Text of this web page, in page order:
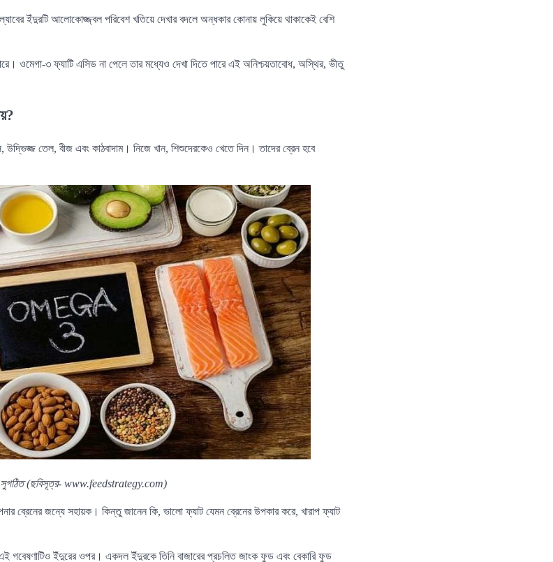
ইঁদুরটি আলোকোজ্জ্বল পরিবেশ খতিয়ে দেখার বদলে অন্ধকার কোনায় লুকিয়ে থাকাকেই বেশি
ওমেগা-৩ ফ্যাটি এসিড না পেলে তার মধ্যেও দেখা দিতে পারে এই অনিশ্চয়তাবোধ, অস্থির, ভীতু
উদ্ভিজ্জ তেল, বীজ এবং কাঠবাদাম। নিজে খান, শিশুদেরকেও খেতে দিন। তাদের ব্রেন হবে
সুগঠিত (ছবিসূত্র- www.feedstrategy.com)
ব্রেনের জন্যে সহায়ক। কিন্তু জানেন কি, ভালো ফ্যাট যেমন ব্রেনের উপকার করে, খারাপ ফ্যাট
এই গবেষণাটিও ইঁদুরের ওপর। একদল ইঁদুরকে তিনি বাজারের প্রচলিত জাংক ফুড এবং বেকারি ফুড